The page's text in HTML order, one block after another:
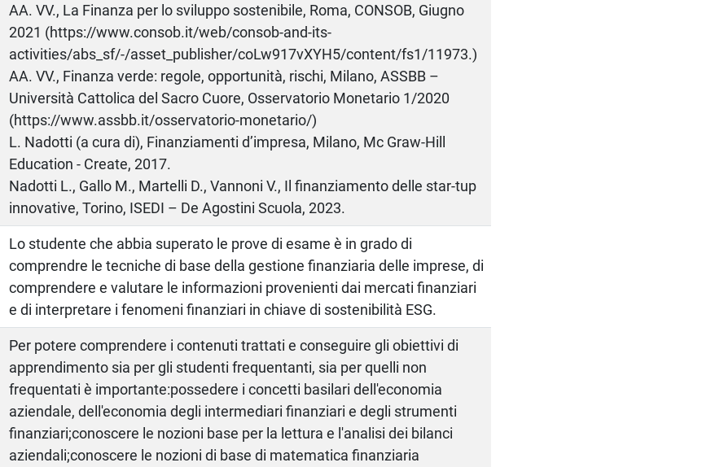
AA. VV., La Finanza per lo sviluppo sostenibile, Roma, CONSOB, Giugno
2021 (https://www.consob.it/web/consob-and-its-
activities/abs_sf/-/asset_publisher/coLw917vXYH5/content/fs1/11973.)
AA. VV., Finanza verde: regole, opportunità, rischi, Milano, ASSBB –
Università Cattolica del Sacro Cuore, Osservatorio Monetario 1/2020
(https://www.assbb.it/osservatorio-monetario/)
L. Nadotti (a cura di), Finanziamenti d’impresa, Milano, Mc Graw-Hill
Education - Create, 2017.
Nadotti L., Gallo M., Martelli D., Vannoni V., Il finanziamento delle star-tup
innovative, Torino, ISEDI – De Agostini Scuola, 2023.
Lo studente che abbia superato le prove di esame è in grado di
comprendre le tecniche di base della gestione finanziaria delle imprese, di
comprendere e valutare le informazioni provenienti dai mercati finanziari
e di interpretare i fenomeni finanziari in chiave di sostenibilità ESG.
Per potere comprendere i contenuti trattati e conseguire gli obiettivi di
apprendimento sia per gli studenti frequentanti, sia per quelli non
frequentati è importante:possedere i concetti basilari dell'economia
aziendale, dell'economia degli intermediari finanziari e degli strumenti
finanziari;conoscere le nozioni base per la lettura e l'analisi dei bilanci
aziendali;conoscere le nozioni di base di matematica finanziaria